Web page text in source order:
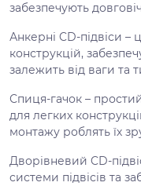
забезпечують
Анкерні CD-підвіси
конструкцій,
залежить від ваги та
Спиця-гачок –
для легких
монтажу роблять їх
Дворівневий CD-
системи підвісів та